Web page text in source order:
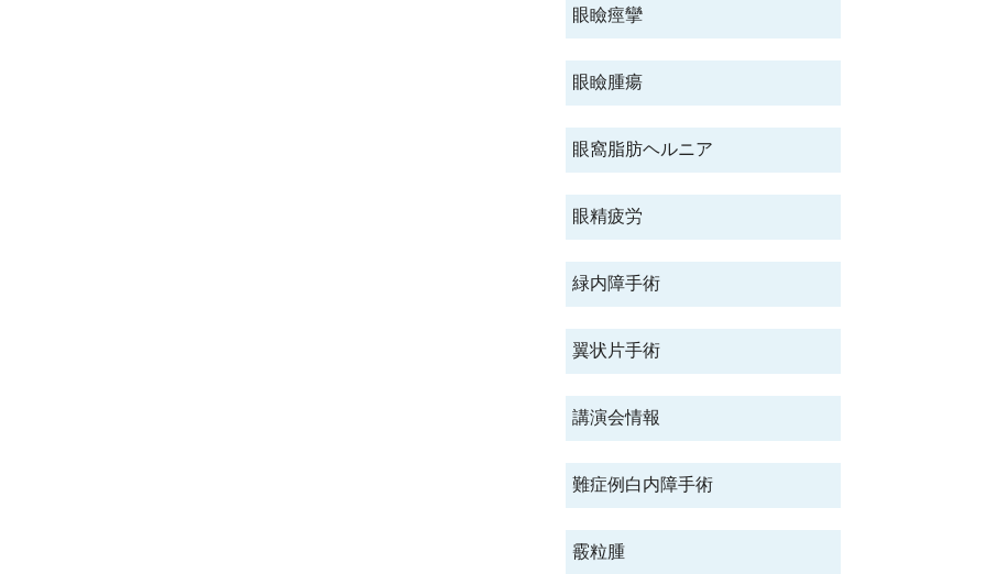
眼瞼痙攣
眼瞼腫瘍
眼窩脂肪ヘルニア
眼精疲労
緑内障手術
翼状片手術
講演会情報
難症例白内障手術
霰粒腫